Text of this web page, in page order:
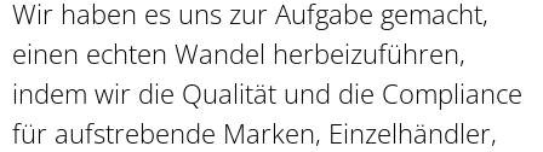
Wir haben es uns zur Aufgabe gemacht,
einen echten Wandel herbeizuführen,
indem wir die Qualität und die Compliance
für aufstrebende Marken, Einzelhändler,